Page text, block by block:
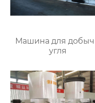
Машина для
угля